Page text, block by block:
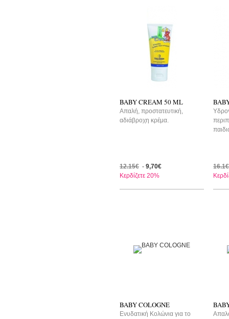
BABY CREAM 50 ML
Aπαλή, προστατευτική,
αδιάβροχη κρέμα.
12.15€ - 9,70€
Κερδίζετε 20%
16.1€
BABY COLOGNE
Ενυδατική Κολώνια για το